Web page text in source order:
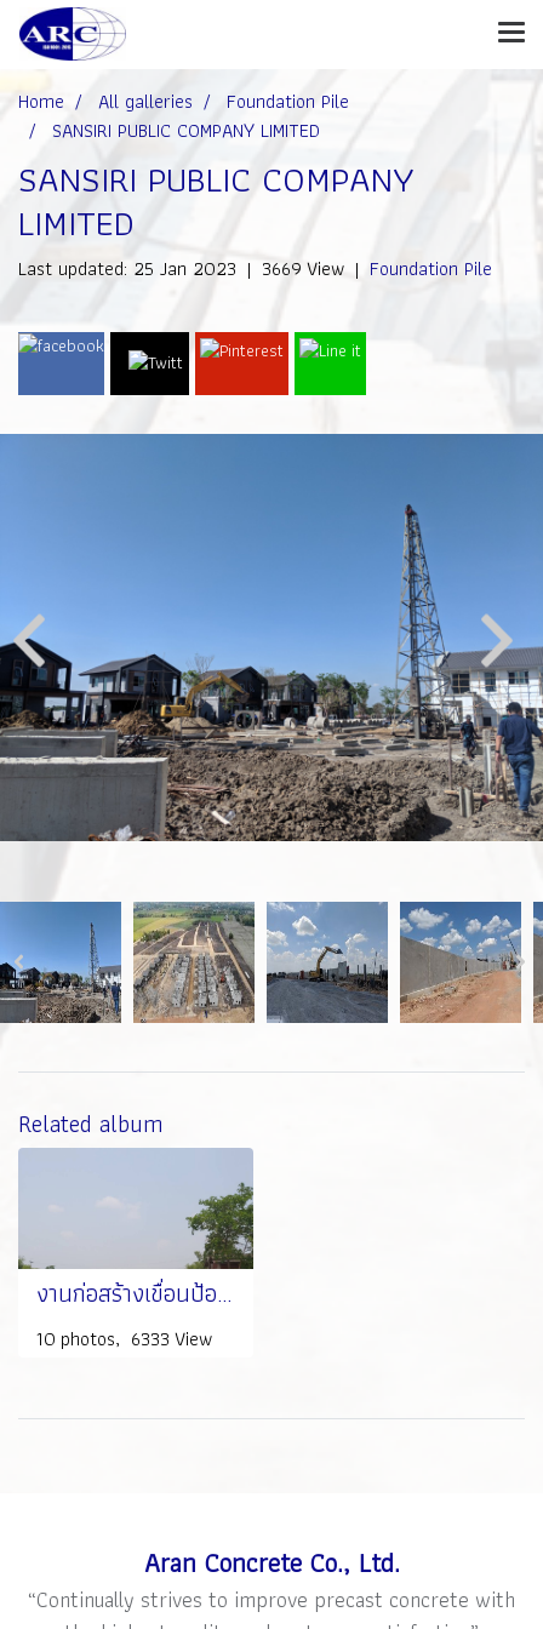
Home All galleries
Foundation Pile
SANSIRI PUBLIC COMPANY LIMITED
SANSIRI PUBLIC COMPANY
LIMITED
Last updated: 25 Jan 2023 | 3669 View | Foundation Pile
Related album
งานก่อสร้างเขื่อนป้องกันตลิ่งริมคลองบางหลวง จ.พระนครศรีอยุธยา
10 photos, 6333 View
Aran Concrete Co., Ltd.
“Continually strives to improve precast concrete with